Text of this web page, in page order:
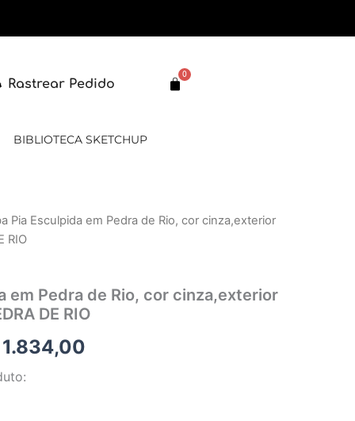
Rastrear Pedido
0
Carrinho
BIBLIOTECA SKETCHUP
Pia Esculpida em Pedra de Rio, cor cinza,exterior
RIO
em Pedra de Rio, cor cinza,exterior
DE RIO
1.834,00
O
atual
é: